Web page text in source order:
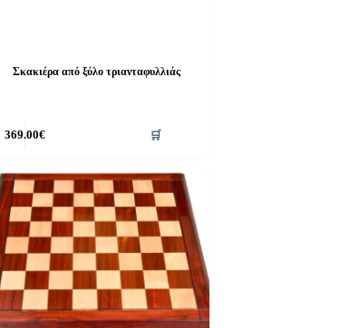
Σκακιέρα από ξύλο τριανταφυλλιάς
369.00€ 🛒